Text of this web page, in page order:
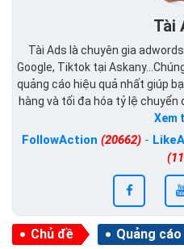
Tài
Tài Ads là chuyên gia
Google, Tiktok tại
quảng cáo hiệu quả nhất giúp
hàng và tối đa hóa tỷ lệ chuyển
Xem
FollowAction (20662)-
Chủ đề Quảng